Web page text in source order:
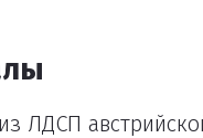
ЛДСП